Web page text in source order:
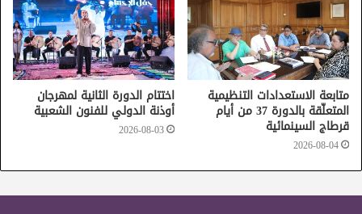
متابعة الاستعدادات التنظيمية
المتعلّقة بالدورة 37 من أيام
قرطاج السينمائية
2026-08-04
اختتام الدورة الثانية لمهرجان
أوذنة الدولي للفنون الشعبية
2026-08-03